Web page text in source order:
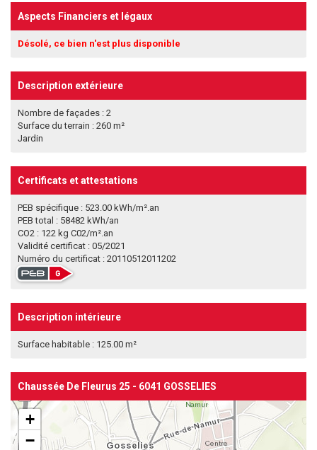
Aspects Financiers et légaux
Désolé, ce bien n'est plus disponible
Description extérieure
Nombre de façades : 2
Surface du terrain : 260 m²
Jardin
Certificats et attestations
PEB spécifique : 523.00 kWh/m².an
PEB total : 58482 kWh/an
CO2 : 122 kg C02/m².an
Validité certificat : 05/2021
Numéro du certificat : 20110512011202
Description intérieure
Surface habitable : 125.00 m²
Chaussée De Fleurus 25 - 6041 GOSSELIES
+
−